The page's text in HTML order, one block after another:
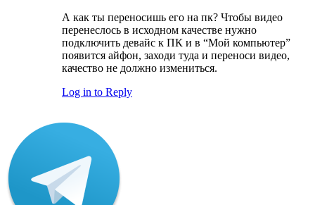
А как ты переносишь его на пк? Чтобы видео
перенеслось в исходном качестве нужно
подключить девайс к ПК и в “Мой компьютер”
появится айфон, заходи туда и переноси видео,
качество не должно измениться.
Log in to Reply